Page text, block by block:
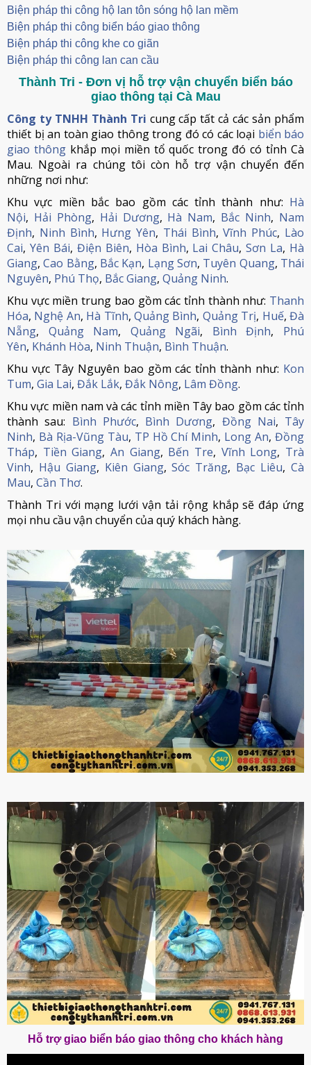
Biện pháp thi công hộ lan tôn sóng hộ lan mềm
Biện pháp thi công biển báo giao thông
Biện pháp thi công khe co giãn
Biện pháp thi công lan can cầu
Thành Tri - Đơn vị hỗ trợ vận chuyển biển báo
giao thông tại Cà Mau
Công ty TNHH Thành Tri cung cấp tất cả các sản phẩm
thiết bị an toàn giao thông trong đó có các loại biển báo
giao thôngkhắp mọi miền tổ quốc trong đó có tỉnh Cà
Mau. Ngoài ra chúng tôi còn hỗ trợ vận chuyển đến
những nơi như:
Khu vực miền bắc bao gồm các tỉnh thành như: Hà
Nội, Hải Phòng, Hải Dương, Hà Nam, Bắc Ninh, Nam
Định, Ninh Bình, Hưng Yên, Thái Bình,Vĩnh Phúc, Lào
Cai, Yên Bái, Điện Biên, Hòa Bình, Lai Châu,Sơn La, Hà
Giang,Cao Bằng, Bắc Kạn, Lạng Sơn, Tuyên Quang, Thái
Nguyên, Phú Thọ, Bắc Giang, Quảng Ninh.
Khu vực miền trung bao gồm các tỉnh thành như: Thanh
Hóa, Nghệ An, Hà Tĩnh,Quảng Bình, Quảng Trị, Huế,Đà
Nẵng, Quảng Nam, Quảng Ngãi, Bình Định, Phú
Yên, Khánh Hòa, Ninh Thuận, Bình Thuận.
Khu vực Tây Nguyên bao gồm các tỉnh thành như: Kon
Tum, Gia Lai, Đắk Lắk, Đắk Nông, Lâm Đồng.
Khu vực miền nam và các tỉnh miền Tây bao gồm các tỉnh
thành sau: Bình Phước, Bình Dương, Đồng Nai, Tây
Ninh, Bà Rịa-Vũng Tàu, TP Hồ Chí Minh, Long An,Đồng
Tháp, Tiền Giang,An Giang, Bến Tre, Vĩnh Long, Trà
Vinh, Hậu Giang, Kiên Giang,Sóc Trăng, Bạc Liêu,Cà
Mau, Cần Thơ.
Thành Tri với mạng lưới vận tải rộng khắp sẽ đáp ứng
mọi nhu cầu vận chuyển của quý khách hàng.
Hỗ trợ giao biển báo giao thông cho khách hàng